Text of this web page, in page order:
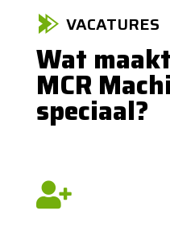
VACATURES
Wat
MCR
speciaal?
